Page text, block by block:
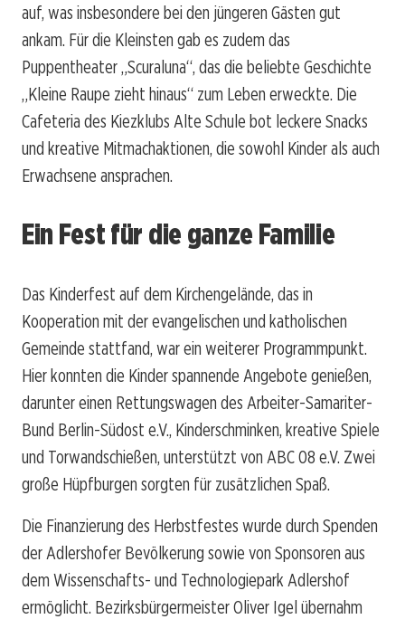
auf, was insbesondere bei den jüngeren Gästen gut
ankam. Für die Kleinsten gab es zudem das
Puppentheater „Scuraluna“, das die beliebte Geschichte
„Kleine Raupe zieht hinaus“ zum Leben erweckte. Die
Cafeteria des Kiezklubs Alte Schule bot leckere Snacks
und kreative Mitmachaktionen, die sowohl Kinder als auch
Erwachsene ansprachen.
Ein Fest für die ganze Familie
Das Kinderfest auf dem Kirchengelände, das in
Kooperation mit der evangelischen und katholischen
Gemeinde stattfand, war ein weiterer Programmpunkt.
Hier konnten die Kinder spannende Angebote genießen,
darunter einen Rettungswagen des Arbeiter-Samariter-
Bund Berlin-Südost e.V., Kinderschminken, kreative Spiele
und Torwandschießen, unterstützt von ABC 08 e.V. Zwei
große Hüpfburgen sorgten für zusätzlichen Spaß.
Die Finanzierung des Herbstfestes wurde durch Spenden
der Adlershofer Bevölkerung sowie von Sponsoren aus
dem Wissenschafts- und Technologiepark Adlershof
ermöglicht. Bezirksbürgermeister Oliver Igel übernahm